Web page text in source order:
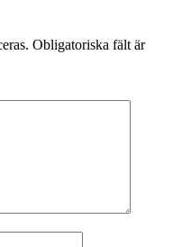
Obligatoriska fält är